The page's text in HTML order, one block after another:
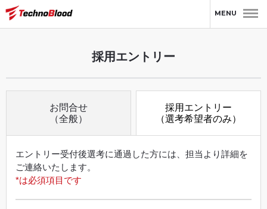
MENU
トップ お問い合わせ
採用エントリー
お問合せ
（全般）
採用エントリー
（選考希望者のみ）
エントリー受付後選考に通過した方には、担当より詳細を
ご連絡いたします。
*は必須項目です